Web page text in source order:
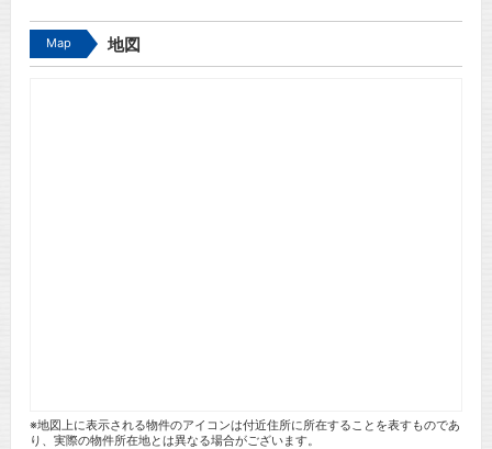
Map 地図
※地図上に表示される物件のアイコンは付近住所に所在することを表すものであ
り、実際の物件所在地とは異なる場合がございます。